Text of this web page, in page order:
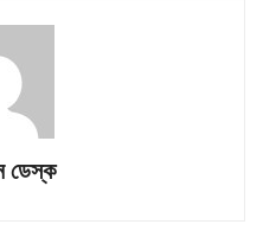
ডেস্ক